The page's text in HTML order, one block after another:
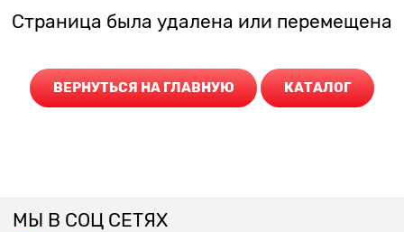
Страница была удалена или перемещена
ВЕРНУТЬСЯ НА ГЛАВНУЮ КАТАЛОГ
МЫ В СОЦ СЕТЯХ